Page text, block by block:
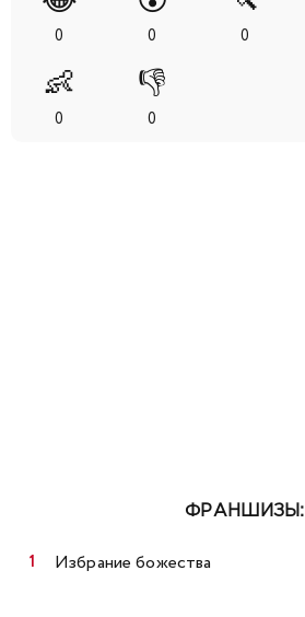
0 0 0
👶
0
👎
0
ФРАНШИЗЫ:
Избрание божества